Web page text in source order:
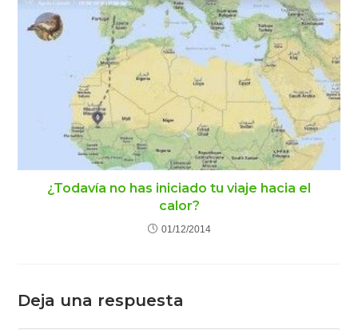
¿Todavía no has iniciado tu viaje hacia el
calor?
01/12/2014
Deja una respuesta